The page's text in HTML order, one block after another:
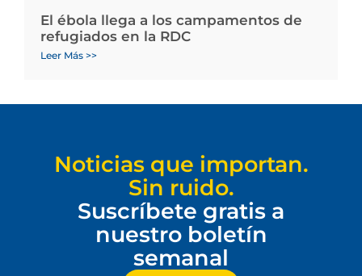
El ébola llega a los campamentos de
refugiados en la RDC
Leer Más >>
Noticias que importan.
Sin ruido.
Suscríbete gratis a
nuestro boletín
semanal